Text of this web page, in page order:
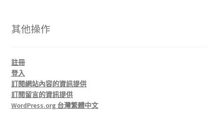
其他操作
註冊
登入
訂閱網站內容的資訊提供
訂閱留言的資訊提供
WordPress.org 台灣繁體中文